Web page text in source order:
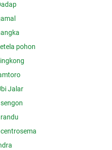
pohon
Jalar